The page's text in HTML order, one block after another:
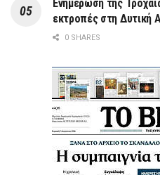
Ενημέρωση της
εκτροπές στη Δυτική
0 SHARES